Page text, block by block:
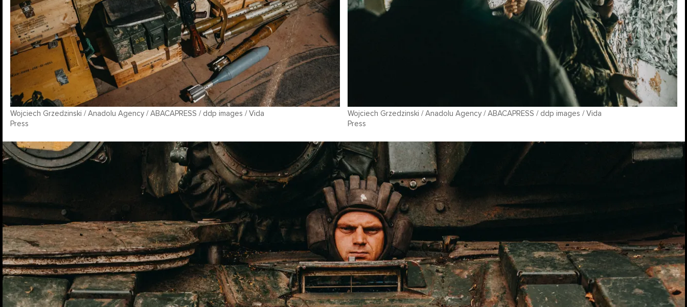
Wojciech Grzedzinski / Anadolu Agency / ABACAPRESS / ddp images / Vida
Press
Wojciech Grzedzinski / Anadolu Agency / ABACAPRESS / ddp images / Vida
Press